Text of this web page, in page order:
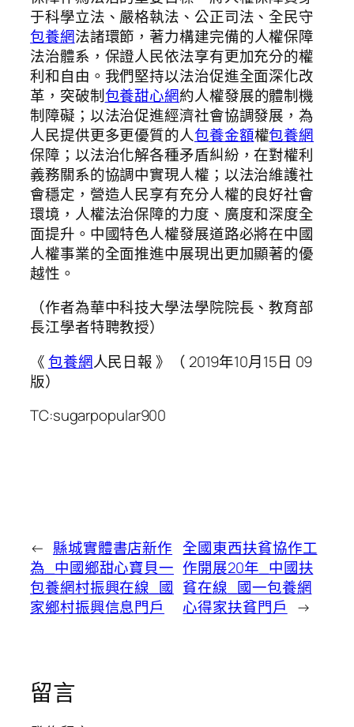
于科學立法、嚴格執法、公正司法、全民守
包養網法諸環節，著力構建完備的人權保障
法治體系，保證人民依法享有更加充分的權
利和自由。我們堅持以法治促進全面深化改
革，突破制包養甜心網約人權發展的體制機
制障礙；以法治促進經濟社會協調發展，為
人民提供更多更優質的人包養金額權包養網
保障；以法治化解各種矛盾糾紛，在對權利
義務關系的協調中實現人權；以法治維護社
會穩定，營造人民享有充分人權的良好社會
環境，人權法治保障的力度、廣度和深度全
面提升。中國特色人權發展道路必將在中國
人權事業的全面推進中展現出更加顯著的優
越性。
（作者為華中科技大學法學院院長、教育部
長江學者特聘教授）
《包養網人民日報 》（ 2019年10月15日 09
版）
TC:sugarpopular900
← 縣城實體書店新作
為_中國鄉甜心寶貝一
包養網村振興在線_國
家鄉村振興信息門戶
全國東西扶貧協作工
作開展20年_中國扶
貧在線_國一包養網
心得家扶貧門戶
→
留言